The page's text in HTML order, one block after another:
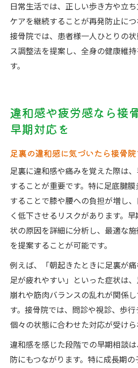
日常生活では、正しい歩き方や立
ケアを継続することが再発防止に
接骨院では、患者様一人ひとりの
ス調整法を提案し、全身の健康維
す。
違和感や疲労感なら接
早期対応を
足裏の違和感に気づいたら接骨
足裏に違和感や痛みを覚えた際は
することが重要です。特に足底腱
することで膝や腰への負担が増し
く低下させるリスクがあります。
状の原因を詳細に分析し、最適な
を提案することが可能です。
例えば、「朝起きたときに足裏が
足が疲れやすい」といった症状は
崩れや筋肉バランスの乱れが関係
す。接骨院では、問診や視診、歩行
個々の状態に合わせた対応が受けら
違和感を感じた段階での早期相談
防にもつながります。特に成長期